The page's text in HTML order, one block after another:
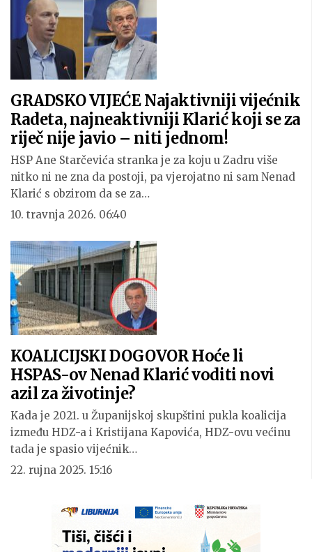
GRADSKO VIJEĆE Najaktivniji vijećnik
Radeta, najneaktivniji Klarić koji se za
riječ nije javio – niti jednom!
HSP Ane Starčevića stranka je za koju u Zadru više
nitko ni ne zna da postoji, pa vjerojatno ni sam Nenad
Klarić s obzirom da se za…
10. travnja 2026. 06:40
KOALICIJSKI DOGOVOR Hoće li
HSPAS-ov Nenad Klarić voditi novi
azil za životinje?
Kada je 2021. u Županijskoj skupštini pukla koalicija
između HDZ-a i Kristijana Kapovića, HDZ-ovu većinu
tada je spasio vijećnik…
22. rujna 2025. 15:16